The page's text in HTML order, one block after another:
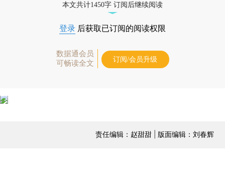
本文共计1450字 订阅后继续阅读
登录 后获取已订阅的阅读权限
数据通会员
可畅读全文
订阅/会员升级
责任编辑：赵甜甜 | 版面编辑：刘春辉